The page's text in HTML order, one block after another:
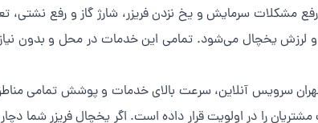
مشکلات سرمایش و یخ نزدن فریزر، شارژ گاز و رفع نشتی،
لرزش یخچال می‌شود. تمامی این خدمات در محل و بدون
سرویس آنلاین، سرعت بالای خدمات و پوشش تمامی
را در اولویت قرار داده است. اگر یخچال فریزر شما